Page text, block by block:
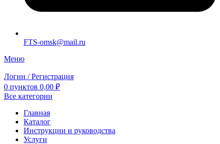
FTS-omsk@mail.ru
Меню
Логин / Регистрация
0 пунктов 0,00 ₽
Все категории
Главная
Каталог
Инструкции и руководства
Услуги